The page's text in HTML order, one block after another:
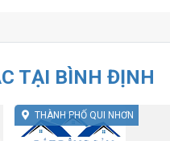
TẠI BÌNH ĐỊNH
THÀNH PHỐ QUI NHƠN